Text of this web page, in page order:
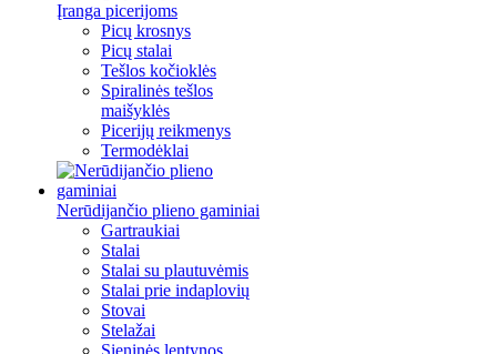
Įranga picerijoms
Picų krosnys
Picų stalai
Tešlos kočioklės
Spiralinės tešlos
maišyklės
Picerijų reikmenys
Termodėklai
Nerūdijančio plieno gaminiai
Gartraukiai
Stalai
Stalai su plautuvėmis
Stalai prie indaplovių
Stovai
Stelažai
Sieninės lentynos